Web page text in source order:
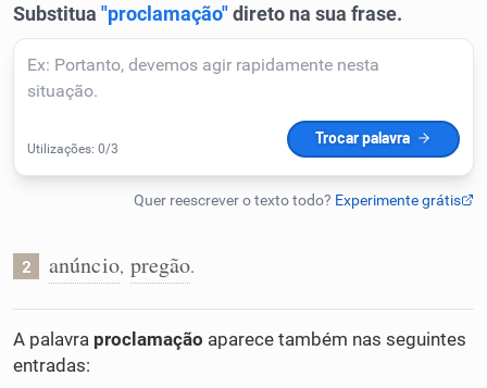
Corrigir Texto
Humanizador de IA
Conexões
2 anúncio, pregão.
A palavra proclamação aparece também nas seguintes
entradas: